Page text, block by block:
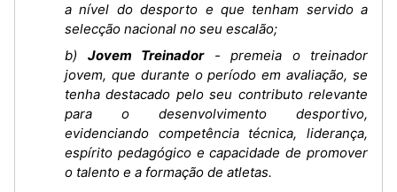
a nível do desporto e que tenham servido a
selecção nacional no seu escalão;
b) Jovem Treinador- premeia o treinador
jovem, que durante o período em avaliação, se
tenha destacado pelo seu contributo relevante
para o desenvolvimento desportivo,
evidenciando competência técnica, liderança,
espírito pedagógico e capacidade de promover
o talento e a formação de atletas.